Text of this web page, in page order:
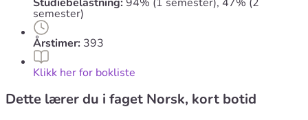
semester)
Årstimer: 393
Klikk her for bokliste
Dette lærer du i faget Norsk, kort botid